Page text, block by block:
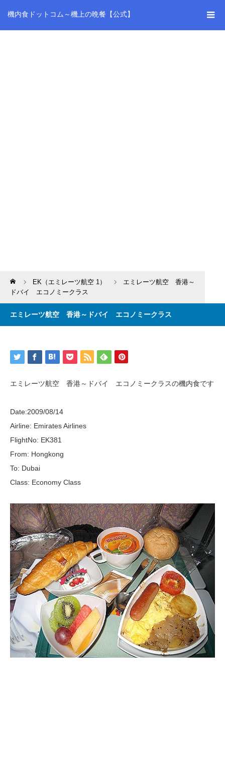
機内食ドットコム～機上の晩餐【公式】
Home EK（エミレーツ航空 1）
エミレーツ航空 香港～
ドバイ エコノミークラス
エミレーツ航空 香港～ドバイ エコノミークラス
エミレーツ航空 香港～ドバイ エコノミークラスの機内食です
Date:2009/08/14
Airline: Emirates Airlines
FlightNo: EK381
From: Hongkong
To: Dubai
Class: Economy Class